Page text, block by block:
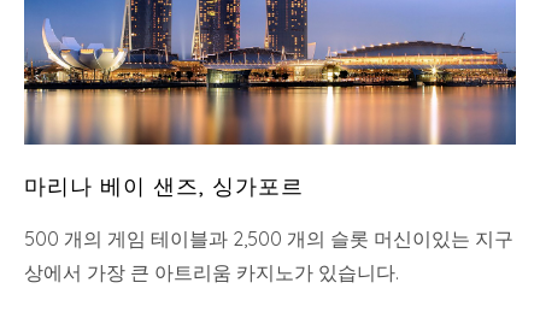
마리나 베이 샌즈, 싱가포르
500 개의 게임 테이블과 2,500 개의 슬롯 머신이있는 지구
상에서 가장 큰 아트리움 카지노가 있습니다.